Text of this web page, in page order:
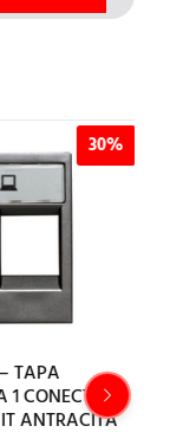
30%
TAPA
CONECTOR
ANTRACITA